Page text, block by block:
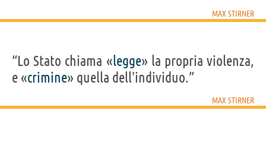
Professione filosofo
MAX STIRNER
“Lo Stato chiama «legge» la propria violenza,
e «crimine» quella dell'individuo.”
MAX STIRNER